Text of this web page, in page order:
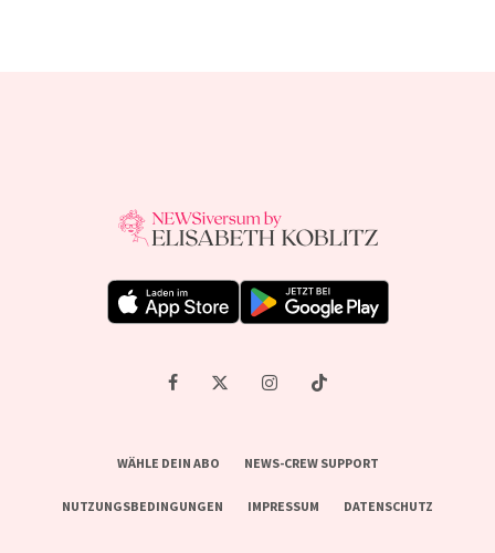
WÄHLE DEIN ABO NEWS-CREW SUPPORT
NUTZUNGSBEDINGUNGEN IMPRESSUM DATENSCHUTZ